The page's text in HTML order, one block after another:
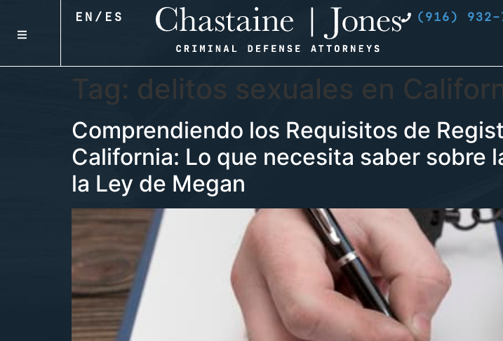
EN / ES (916) 932-
Tag: delitos sexuales en
Comprendiendo los Requisitos de
California: Lo que necesita saber sobre
la Ley de Megan